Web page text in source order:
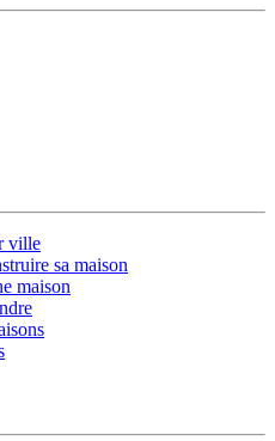
ville
sa maison
maison